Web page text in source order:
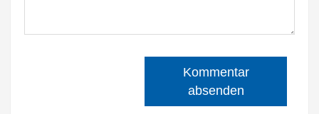
Kommentar
absenden